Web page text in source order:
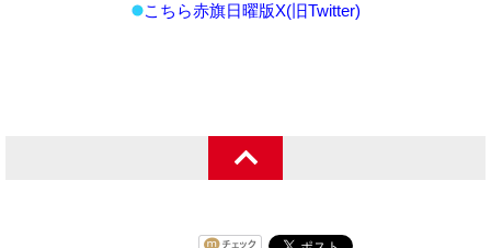
こちら赤旗日曜版X(旧Twitter)